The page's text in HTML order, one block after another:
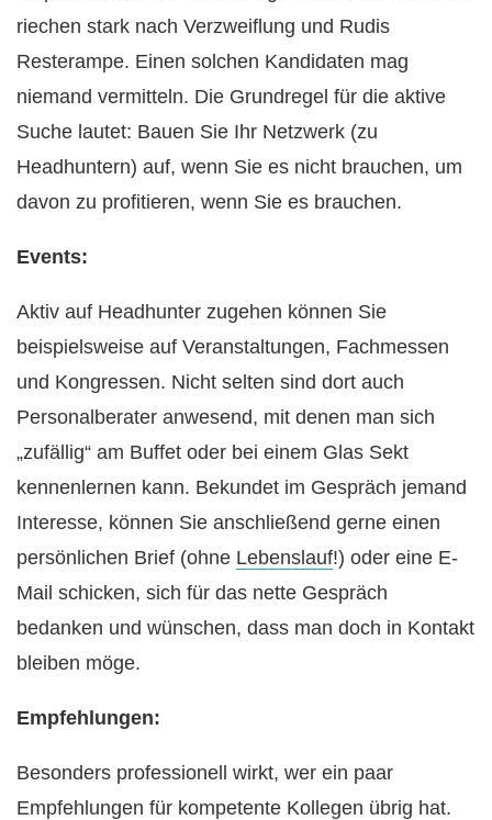
riechen stark nach Verzweiflung und Rudis
Resterampe. Einen solchen Kandidaten mag
niemand vermitteln. Die Grundregel für die aktive
Suche lautet: Bauen Sie Ihr Netzwerk (zu
Headhuntern) auf, wenn Sie es nicht brauchen, um
davon zu profitieren, wenn Sie es brauchen.
Events:
Aktiv auf Headhunter zugehen können Sie
beispielsweise auf Veranstaltungen, Fachmessen
und Kongressen. Nicht selten sind dort auch
Personalberater anwesend, mit denen man sich
„zufällig“ am Buffet oder bei einem Glas Sekt
kennenlernen kann. Bekundet im Gespräch jemand
Interesse, können Sie anschließend gerne einen
persönlichen Brief (ohne Lebenslauf!) oder eine E-
Mail schicken, sich für das nette Gespräch
bedanken und wünschen, dass man doch in Kontakt
bleiben möge.
Empfehlungen:
Besonders professionell wirkt, wer ein paar
Empfehlungen für kompetente Kollegen übrig hat.